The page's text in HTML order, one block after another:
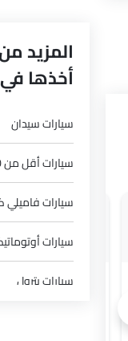
إتش 9 فلاجشيب تو تون
بنزين
المزيد
أخذها في
سيارات سيدان
سيارات أقل من 50,000 ريال
سيارات فاميلي
سيارات
سيارات بترول